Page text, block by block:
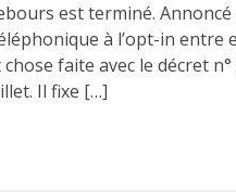
est terminé.
à l’opt-in entre
chose faite avec le décret
Il fixe […]